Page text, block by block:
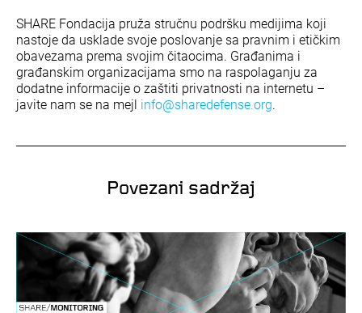
SHARE Fondacija pruža stručnu podršku medijima koji
nastoje da usklade svoje poslovanje sa pravnim i etičkim
obavezama prema svojim čitaocima. Građanima i
građanskim organizacijama smo na raspolaganju za
dodatne informacije o zaštiti privatnosti na internetu –
javite nam se na mejl info@sharedefense.org.
Povezani sadržaj